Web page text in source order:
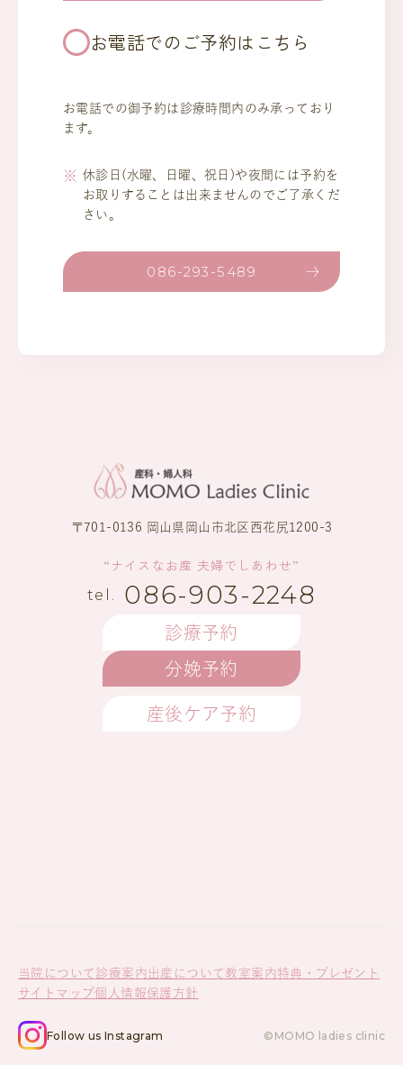
お電話でのご予約はこちら
お電話での御予約は診療時間内のみ承っており
ます。
休診日(水曜、日曜、祝日)や夜間には予約を
お取りすることは出来ませんのでご了承くだ
さい。
086-293-5489
〒701-0136 岡山県岡山市北区西花尻1200-3
“ナイスなお産 夫婦でしあわせ”
086-903-2248
診療予約
分娩予約
産後ケア予約
当院について 診療案内 出産について 教室案内特典・プレゼント
サイトマップ個人情報保護方針
Follow us Instagram ©MOMO ladies clinic